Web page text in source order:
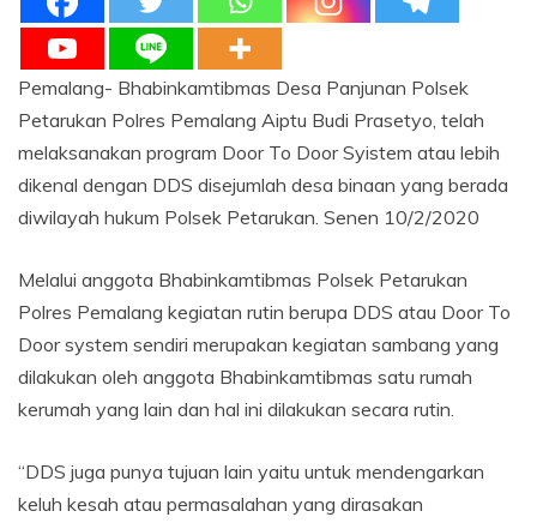
Pemalang- Bhabinkamtibmas Desa Panjunan Polsek
Petarukan Polres Pemalang Aiptu Budi Prasetyo, telah
melaksanakan program Door To Door Syistem atau lebih
dikenal dengan DDS disejumlah desa binaan yang berada
diwilayah hukum Polsek Petarukan. Senen 10/2/2020
Melalui anggota Bhabinkamtibmas Polsek Petarukan
Polres Pemalang kegiatan rutin berupa DDS atau Door To
Door system sendiri merupakan kegiatan sambang yang
dilakukan oleh anggota Bhabinkamtibmas satu rumah
kerumah yang lain dan hal ini dilakukan secara rutin.
“DDS juga punya tujuan lain yaitu untuk mendengarkan
keluh kesah atau permasalahan yang dirasakan